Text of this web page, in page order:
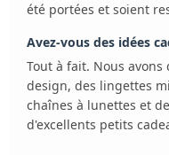
été portées et soient
Avez-vous des idées
Tout à fait. Nous
design, des lingettes
chaînes à lunettes et
d'excellents petits